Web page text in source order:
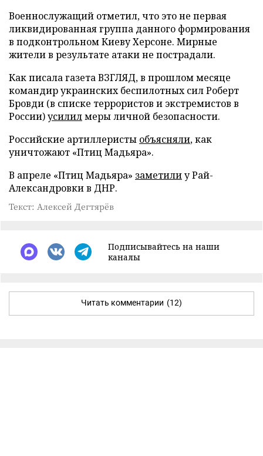
Военнослужащий отметил, что это не первая
ликвидированная группа данного формирования
в подконтрольном Киеву Херсоне. Мирные
жители в результате атаки не пострадали.
Как писала газета ВЗГЛЯД, в прошлом месяце
командир украинских беспилотных сил Роберт
Бровди (в списке террористов и экстремистов в
России)усилилмеры личной безопасности.
Российские артиллеристы объясняли, как
уничтожают «Птиц Мадьяра».
В апреле «Птиц Мадьяра» заметилиу Рай-
Александровки в ДНР.
Текст: Алексей Дегтярёв
Подписывайтесь на наши
каналы
Читать комментарии (12)